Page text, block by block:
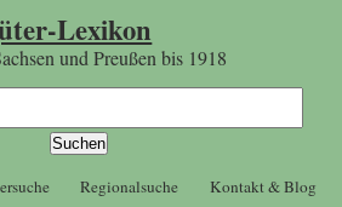
Lexikon
und Preußen bis 1918
Regionalsuche Kontakt & Blog